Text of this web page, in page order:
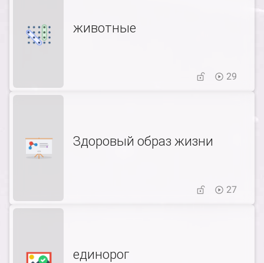
животные
29
Здоровый образ жизни
27
единорог